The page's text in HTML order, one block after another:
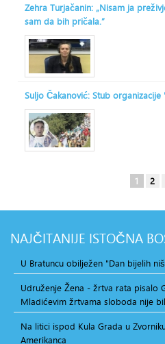
Zehra Turjačanin: „Nisam ja
sam da bih pričala.“
Suljo Čakanović: Stub
1 2
NAJČITANIJE ISTOČNA
U Bratuncu obilježen "Dan bijelih
Udruženje Žena - žrtva rata pisalo
Mladićevim žrtvama sloboda nije
Na litici ispod Kula Grada u
Amerikanca